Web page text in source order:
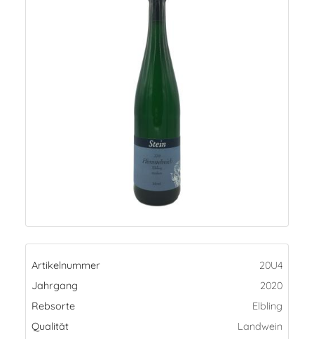
Artikelnummer
20U4
Jahrgang
2020
Rebsorte
Elbling
Qualität
Landwein